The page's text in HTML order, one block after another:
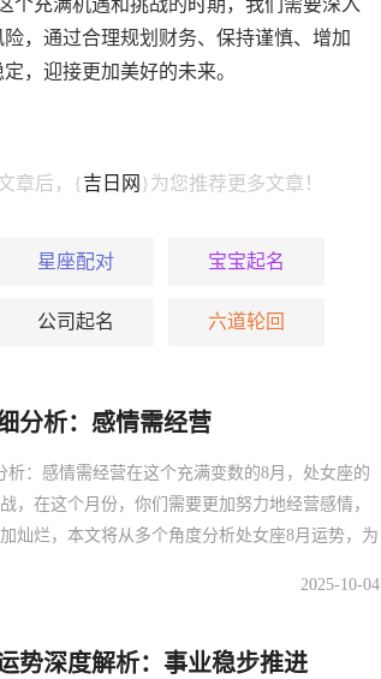
个充满机遇和挑战的时 期，我们需要深入
，通过合理规划财务、保持谨慎、增加
，迎接更加美好的未来。
章后，{吉日网 }为您推荐更多文章！
星座配对 宝宝起名
公司起名 六道轮回
分析：感情需经营
析：感情需经营在这个充满变数的8月，处女座的
，在这个月份，你们需要更加努力地经营感情，
灿烂，本文将从多个角度分析处女座8月运势，为
，单身处女座的朋友们可能会遇到一些感情上的
2025-10-04
势深度解析：事业稳步推进